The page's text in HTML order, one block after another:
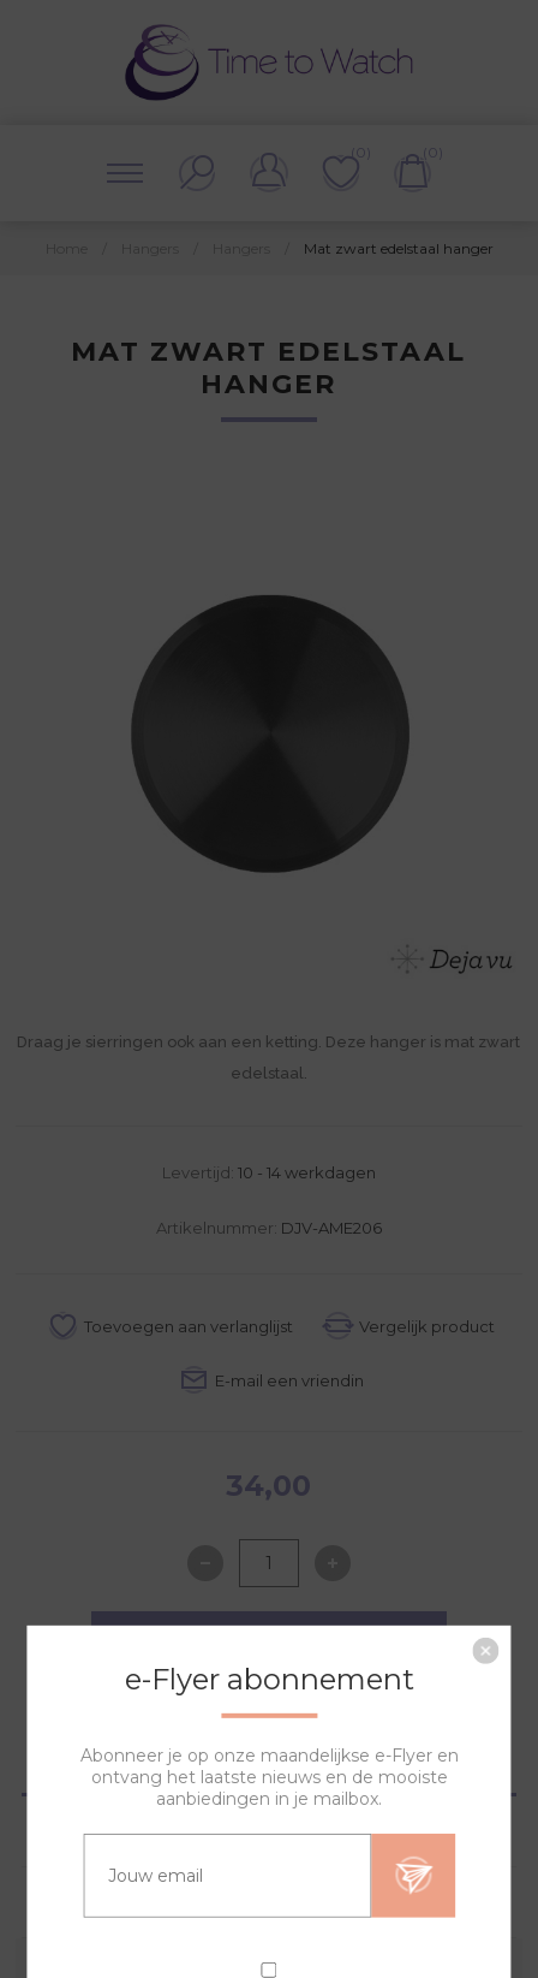
(0) (0)
Mat zwart edelstaal hanger
MAT ZWART EDELSTAAL
HANGER
Draag je sierringen ook aan een ketting. Deze hanger is mat zwart
edelstaal.
Levertijd: 10 - 14 werkdagen
Artikelnummer: DJV-AME206
34,00
OVERZICHT
SPECIFICATIES
e-Flyer abonnement
Abonneer je op onze maandelijkse e-Flyer en
ontvang het laatste nieuws en de mooiste
aanbiedingen in je mailbox.